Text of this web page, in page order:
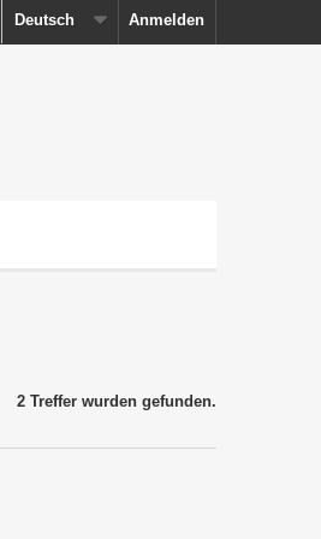
Anmelden
Deutsch
2 Treffer wurden gefunden.